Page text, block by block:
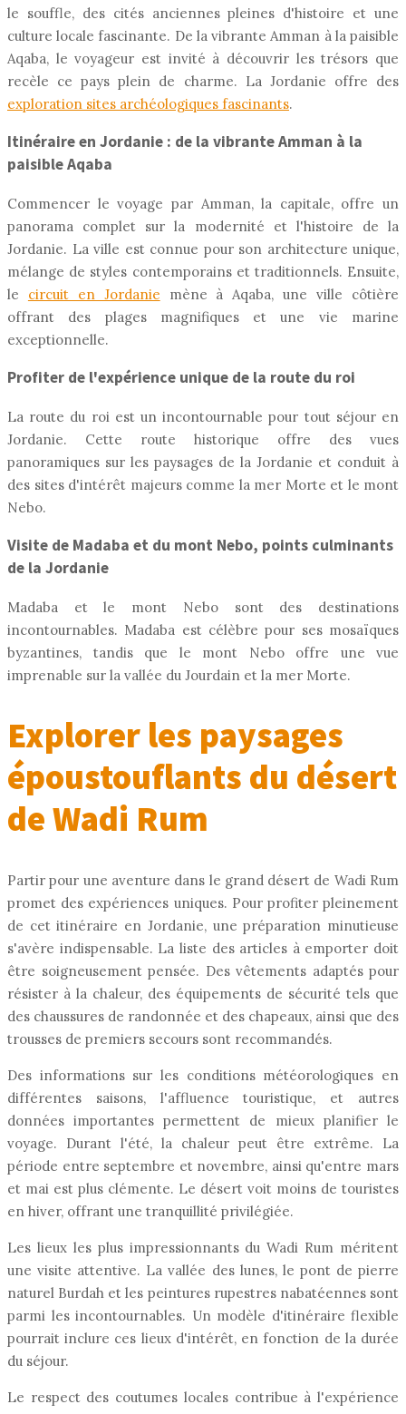
le souffle, des cités anciennes pleines d'histoire et une
culture locale fascinante. De la vibrante Amman à la paisible
Aqaba, le voyageur est invité à découvrir les trésors que
recèle ce pays plein de charme. La Jordanie offre des
exploration sites archéologiques fascinants.
Itinéraire en Jordanie : de la vibrante Amman à la
paisible Aqaba
Commencer le voyage par Amman, la capitale, offre un
panorama complet sur la modernité et l'histoire de la
Jordanie. La ville est connue pour son architecture unique,
mélange de styles contemporains et traditionnels. Ensuite,
le circuit en Jordanie mène à Aqaba, une ville côtière
offrant des plages magnifiques et une vie marine
exceptionnelle.
Profiter de l'expérience unique de la route du roi
La route du roi est un incontournable pour tout séjour en
Jordanie. Cette route historique offre des vues
panoramiques sur les paysages de la Jordanie et conduit à
des sites d'intérêt majeurs comme la mer Morte et le mont
Nebo.
Visite de Madaba et du mont Nebo, points culminants
de la Jordanie
Madaba et le mont Nebo sont des destinations
incontournables. Madaba est célèbre pour ses mosaïques
byzantines, tandis que le mont Nebo offre une vue
imprenable sur la vallée du Jourdain et la mer Morte.
Explorer les paysages
époustouflants du désert
de Wadi Rum
Partir pour une aventure dans le grand désert de Wadi Rum
promet des expériences uniques. Pour profiter pleinement
de cet itinéraire en Jordanie, une préparation minutieuse
s'avère indispensable. La liste des articles à emporter doit
être soigneusement pensée. Des vêtements adaptés pour
résister à la chaleur, des équipements de sécurité tels que
des chaussures de randonnée et des chapeaux, ainsi que des
trousses de premiers secours sont recommandés.
Des informations sur les conditions météorologiques en
différentes saisons, l'affluence touristique, et autres
données importantes permettent de mieux planifier le
voyage. Durant l'été, la chaleur peut être extrême. La
période entre septembre et novembre, ainsi qu'entre mars
et mai est plus clémente. Le désert voit moins de touristes
en hiver, offrant une tranquillité privilégiée.
Les lieux les plus impressionnants du Wadi Rum méritent
une visite attentive. La vallée des lunes, le pont de pierre
naturel Burdah et les peintures rupestres nabatéennes sont
parmi les incontournables. Un modèle d'itinéraire flexible
pourrait inclure ces lieux d'intérêt, en fonction de la durée
du séjour.
Le respect des coutumes locales contribue à l'expérience